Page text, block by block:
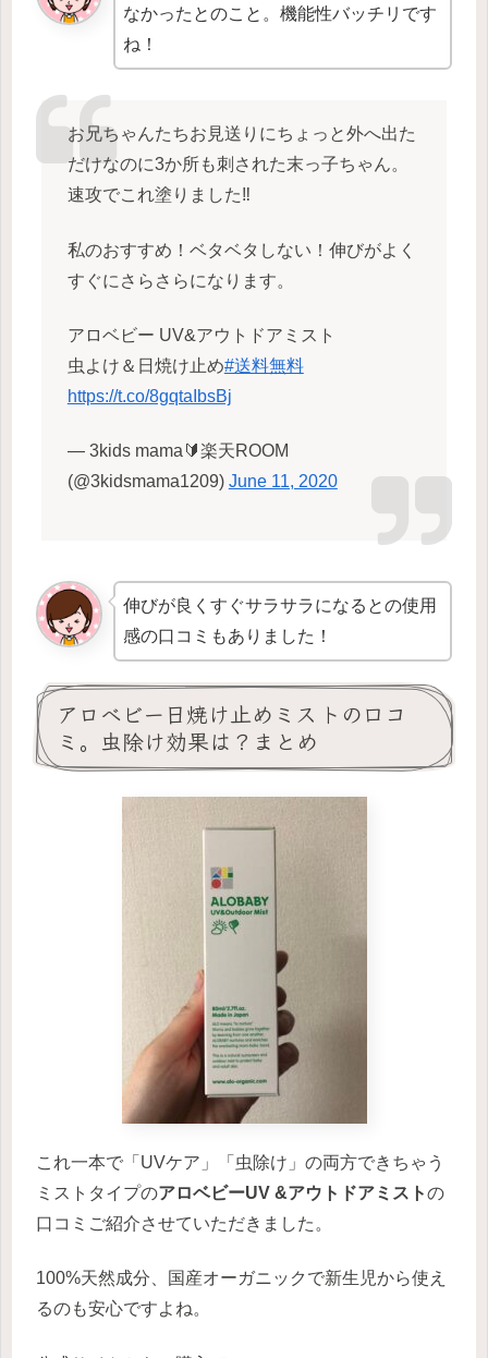
なかったとのこと。機能性バッチリです
ね！
お兄ちゃんたちお見送りにちょっと外へ出た
だけなのに3か所も刺された末っ子ちゃん。
速攻でこれ塗りました‼️
私のおすすめ！ベタベタしない！伸びがよく
すぐにさらさらになります。
アロベビー UV&アウトドアミスト
虫よけ＆日焼け止め#送料無料
https://t.co/8gqtaIbsBj
— 3kids mama🔰楽天ROOM
(@3kidsmama1209) June 11, 2020
伸びが良くすぐサラサラになるとの使用
感の口コミもありました！
アロベビー日焼け止めミストの口コ
ミ。虫除け効果は？まとめ
これ一本で「UVケア」「虫除け」の両方できちゃう
ミストタイプのアロベビーUV &アウトドアミストの
口コミご紹介させていただきました。
100%天然成分、国産オーガニックで新生児から使え
るのも安心ですよね。